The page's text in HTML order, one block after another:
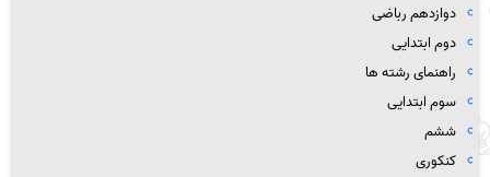
دوازدهم رباضی
دوم ابتدایی
راهنمای رشته ها
سوم ابتدایی
ششم
کنکوری